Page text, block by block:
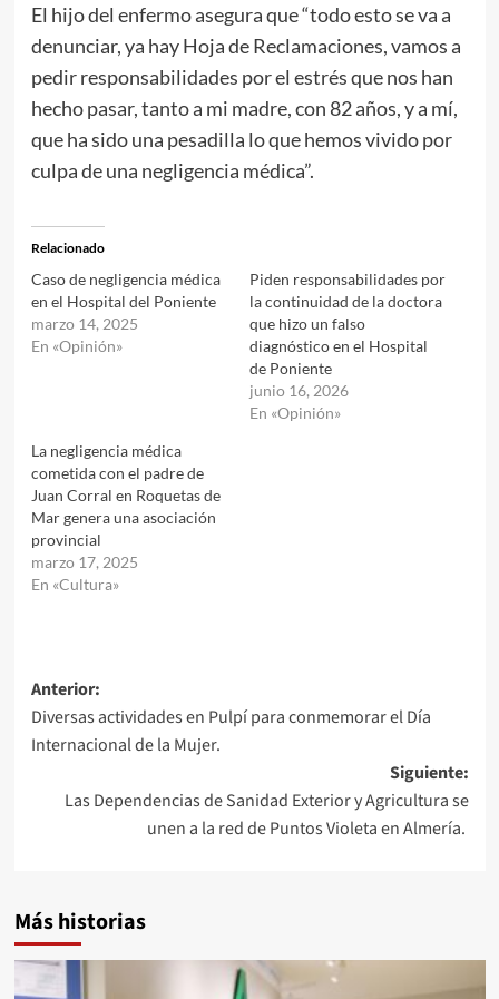
El hijo del enfermo asegura que “todo esto se va a
denunciar, ya hay Hoja de Reclamaciones, vamos a
pedir responsabilidades por el estrés que nos han
hecho pasar, tanto a mi madre, con 82 años, y a mí,
que ha sido una pesadilla lo que hemos vivido por
culpa de una negligencia médica”.
Relacionado
Caso de negligencia médica
en el Hospital del Poniente
marzo 14, 2025
En «Opinión»
Piden responsabilidades por
la continuidad de la doctora
que hizo un falso
diagnóstico en el Hospital
de Poniente
junio 16, 2026
En «Opinión»
La negligencia médica
cometida con el padre de
Juan Corral en Roquetas de
Mar genera una asociación
provincial
marzo 17, 2025
En «Cultura»
Navegación
de
entradas
Anterior:
Diversas actividades en Pulpí para conmemorar el Día
Internacional de la Mujer.
Siguiente:
Las Dependencias de Sanidad Exterior y Agricultura se
unen a la red de Puntos Violeta en Almería.
Más historias